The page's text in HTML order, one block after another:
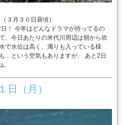
３月３０日昼頃）
！ 今年はどんなドラマが待ってるの
、今日あたりの米代川周辺は朝から吹
で水位は高く、濁りも入っている様
…という空気もありますが、 あと2日
１日（月）